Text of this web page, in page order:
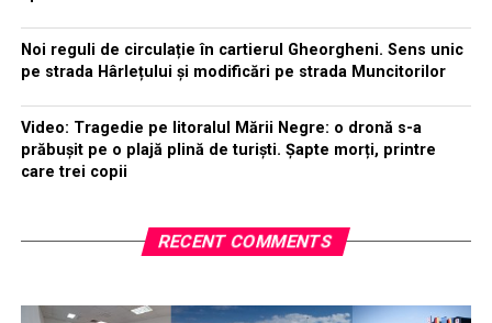
Noi reguli de circulație în cartierul Gheorgheni. Sens unic
pe strada Hârlețului și modificări pe strada Muncitorilor
Video: Tragedie pe litoralul Mării Negre: o dronă s-a
prăbușit pe o plajă plină de turiști. Șapte morți, printre
care trei copii
RECENT COMMENTS